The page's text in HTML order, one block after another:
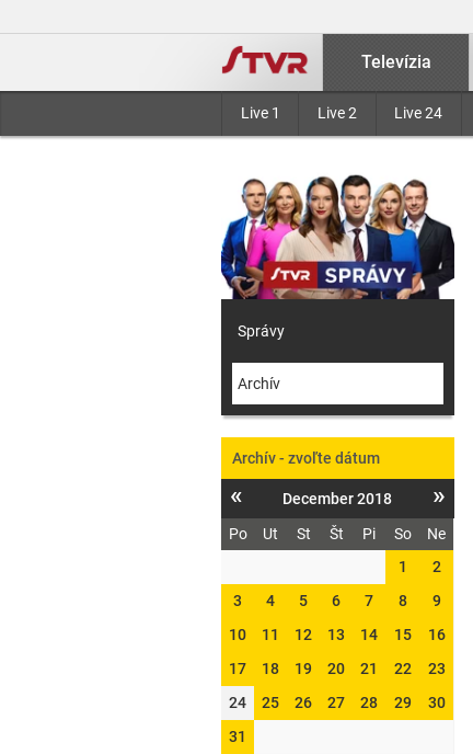
Televízia
Live 1 Live 2 Live 24
Správy
Archív
Archív - zvoľte dátum
« December 2018 »
Po Ut St Št Pi So
Ne
1
2
3
4 5 6 7 8
9
10
11 12 13 14 15
16
17
18 19 20 21 22
23
24
25 26 27 28 29
30
31